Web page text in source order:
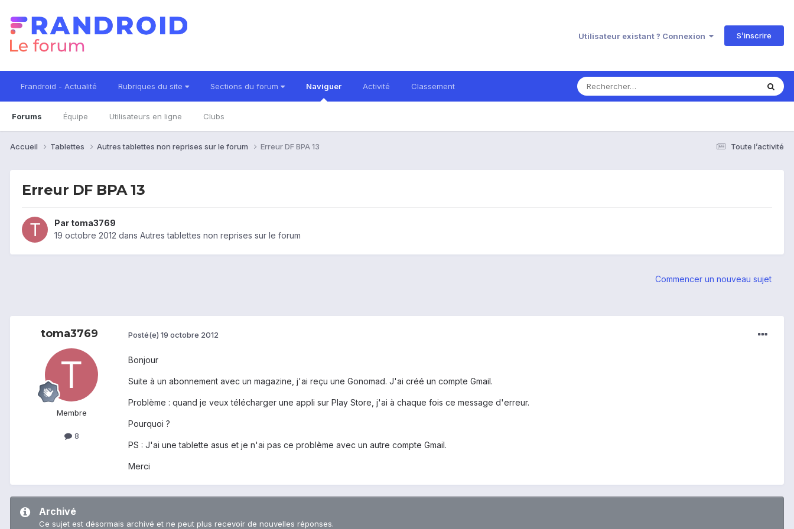
Utilisateur existant ? Connexion S’inscrire
Frandroid - Actualité Rubriques du site Sections du forum Naviguer
Forums Équipe Utilisateurs en ligne Clubs
Activité Classement
Toute l’activité
Accueil Tablettes Autres tablettes non reprises sur le forum Erreur DF BPA 13
Erreur DF BPA 13
Par toma3769
19 octobre 2012 dans Autres tablettes non reprises sur le forum
Commencer un nouveau sujet
toma3769
Membre
8
Posté(e) 19 octobre 2012
Bonjour
Suite à un abonnement avec un magazine, j'ai reçu une Gonomad. J'ai créé un compte Gmail.
Problème : quand je veux télécharger une appli sur Play Store, j'ai à chaque fois ce message d'erreur.
Pourquoi ?
PS : J'ai une tablette asus et je n'ai pas ce problème avec un autre compte Gmail.
Merci
Archivé
Ce sujet est désormais archivé et ne peut plus recevoir de nouvelles réponses.